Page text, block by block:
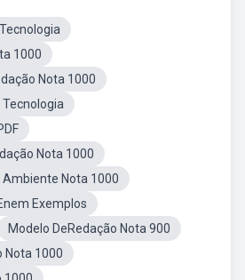
1000
Nota 1000
Nota 1000
Ambiente Nota 1000
Exemplos
Modelo DeRedação Nota 900
Nota 1000